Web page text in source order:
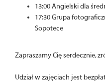
13:00 Angielski dla
17:30 Grupa
Sopotece
Zapraszamy Cię serdecznie,
Udział w zajęciach jest